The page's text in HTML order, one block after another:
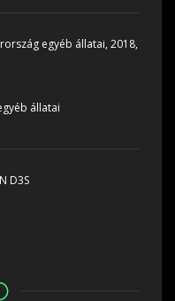
egyéb állatai, 2018,
állatai
D3S